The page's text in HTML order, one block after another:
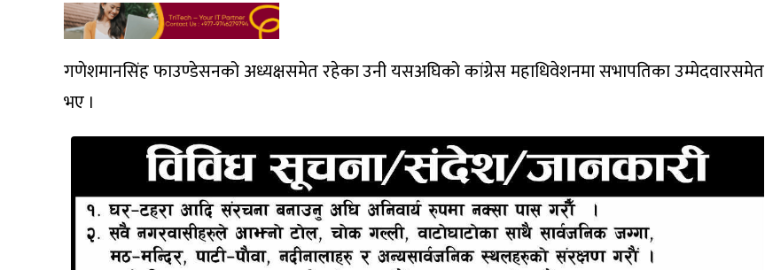
गणेशमानसिंह फाउण्डेसनको अध्यक्षसमेत रहेका उनी यसअघिको कांग्रेस महाधिवेशनमा सभापतिका उम्मेदवारसमेत
भए ।